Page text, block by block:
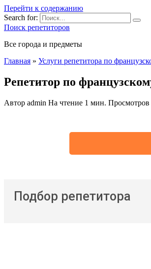
Перейти к содержанию
Search for:
Поиск репетиторов
Все города и предметы
Главная » Услуги репетитора по
Репетитор по
Автор admin На чтение 1 мин. Просмотров
Подбор репетитора